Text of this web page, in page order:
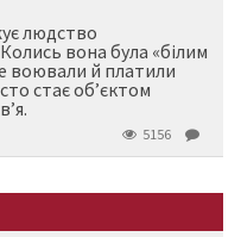
людство
вона була «білим
воювали й платили
стає об’єктом
5156